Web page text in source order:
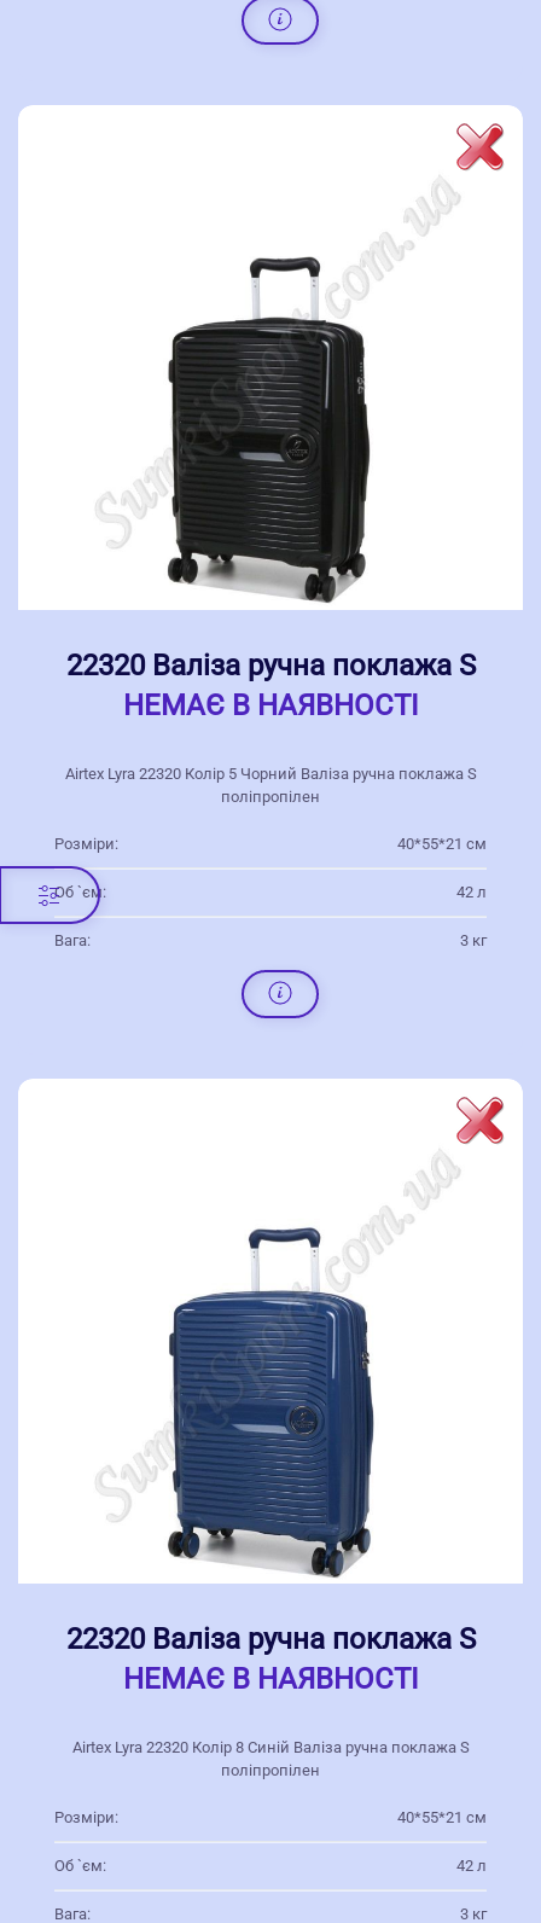
22320 Валіза ручна поклажа S
НЕМАЄ В НАЯВНОСТІ
Airtex Lyra 22320 Колір 5 Чорний Валіза ручна поклажа S
поліпропілен
Розміри: 40*55*21 см
Об `єм: 42 л
Вага: 3 кг
22320 Валіза ручна поклажа S
НЕМАЄ В НАЯВНОСТІ
Airtex Lyra 22320 Колір 8 Синій Валіза ручна поклажа S
поліпропілен
Розміри: 40*55*21 см
Об `єм: 42 л
Вага: 3 кг